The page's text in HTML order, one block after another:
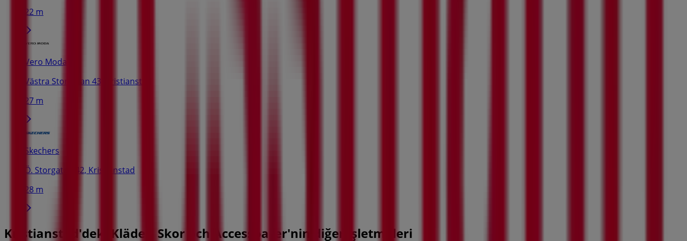
22 m
Vero Moda
Västra Storgatan 43, Kristianstad
27 m
Skechers
Ö. Storgatan 42, Kristianstad
28 m
Kristianstad'deki Kläder, Skor och Accessoarer'nin diğer işletmeleri